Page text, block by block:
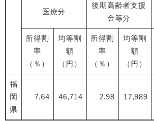
医療分
後期高齢者支援
金等分
所得割
率
（％）
均等割
額
（円）
所得割
率
（％）
均等割
額
（円）
福
岡
県
7.64 46,714 2.98 17,989